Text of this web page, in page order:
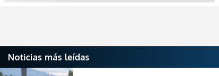
Noticias más leídas